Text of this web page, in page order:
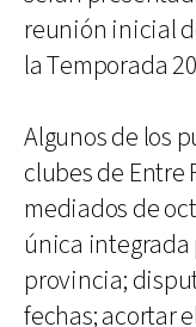
reunión inicial
la Temporada
Algunos de los
clubes de Entre
mediados de
única integrada
provincia;
fechas; acortar